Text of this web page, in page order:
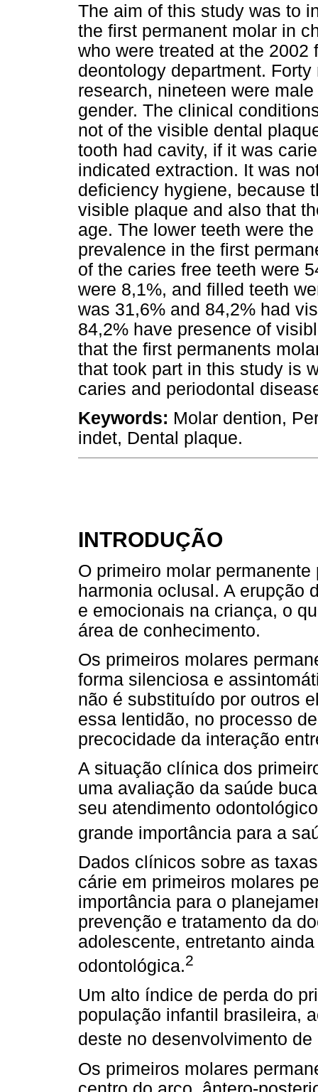
The aim of this study was to
the first permanent molar in
who were treated at the 2002
deontology department.
research, nineteen were
gender. The clinical
not of the visible dental
tooth had cavity, if it was
indicated extraction. It was
deficiency hygiene, because
visible plaque and also that
age. The lower teeth were
prevalence in the first
of the caries free teeth were
were 8,1%, and filled teeth
was 31,6% and 84,2% had
84,2% have presence of
that the first permanents
that took part in this study is
caries and periodontal
Keywords: Molar dention,
indet, Dental plaque.
INTRODUÇÃO
O primeiro molar
harmonia oclusal. A erupção
e emocionais na criança, o
área de conhecimento.
Os primeiros molares
forma silenciosa e
não é substituído por outros
essa lentidão, no processo
precocidade da interação
A situação clínica dos
uma avaliação da saúde
seu atendimento
grande importância para a
Dados clínicos sobre as
cárie em primeiros molares
importância para o
prevenção e tratamento da
adolescente, entretanto
odontológica.2
Um alto índice de perda do
população infantil brasileira,
deste no desenvolvimento
Os primeiros molares